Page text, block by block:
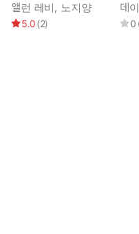
앨런 레비 노지양
5.0 (2)
데
0